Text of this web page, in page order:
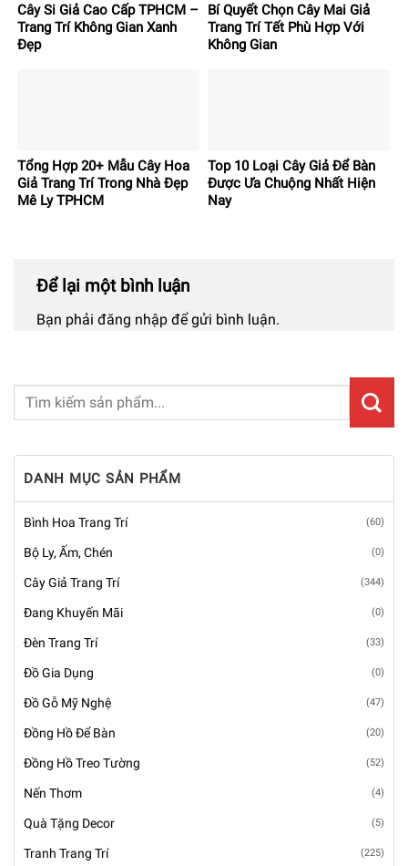
Cây Si Giả Cao Cấp TPHCM –
Trang Trí Không Gian Xanh
Đẹp
Bí Quyết Chọn Cây Mai Giả
Trang Trí Tết Phù Hợp Với
Không Gian
Tổng Hợp 20+ Mẫu Cây Hoa
Giả Trang Trí Trong Nhà Đẹp
Mê Ly TPHCM
Top 10 Loại Cây Giả Để Bàn
Được Ưa Chuộng Nhất Hiện
Nay
Để lại một bình luận
Bạn phải đăng nhập để gửi bình luận.
DANH MỤC SẢN PHẨM
Bình Hoa Trang Trí (60)
Bộ Ly, Ấm, Chén (0)
Cây Giả Trang Trí (344)
Đang Khuyến Mãi (0)
Đèn Trang Trí (33)
Đồ Gia Dụng (0)
Đồ Gỗ Mỹ Nghệ (47)
Đồng Hồ Để Bàn (20)
Đồng Hồ Treo Tường (52)
Nến Thơm (4)
Quà Tặng Decor (5)
Tranh Trang Trí (225)